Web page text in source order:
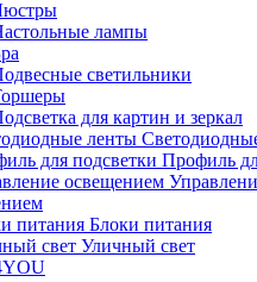
лампы
светильники
для картин и зеркал
Профиль
Блоки питания
Уличный свет